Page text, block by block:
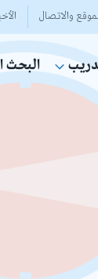
والاتصال
البحث